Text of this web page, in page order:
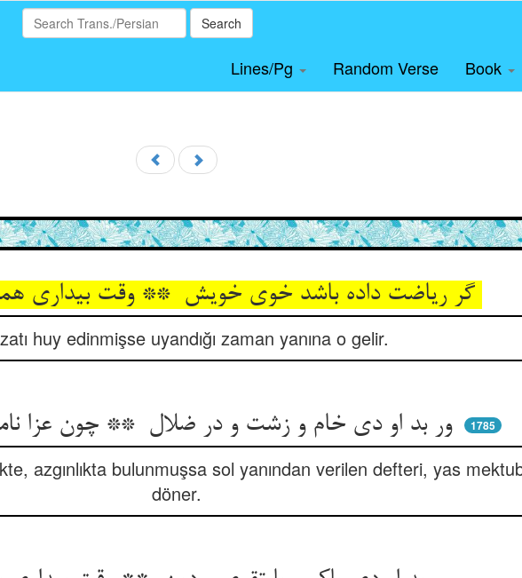
Search
Lines/Pg Random Verse Book
گر ریاضت داده باشد خوی خویش ** وقت بیداری همان آید به پیش
huy edinmişse uyandığı zaman yanına o gelir.
ور بد او دی خام و زشت و در ضلال ** چون عزا نامه سیه یابد شمال 1785
azgınlıkta bulunmuşsa sol yanından verilen defteri, yas
döner.